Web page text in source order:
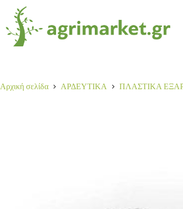
Αρχική σελίδα ΑΡΔΕΥΤΙΚΑ ΠΛΑΣΤΙΚΑ